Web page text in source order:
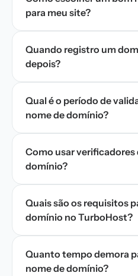
para meu site?
Quando registro um
depois?
Qual é o período de
nome de domínio?
Como usar
domínio?
Quais são os requisitos
domínio no TurboHost?
Quanto tempo demora
nome de domínio?